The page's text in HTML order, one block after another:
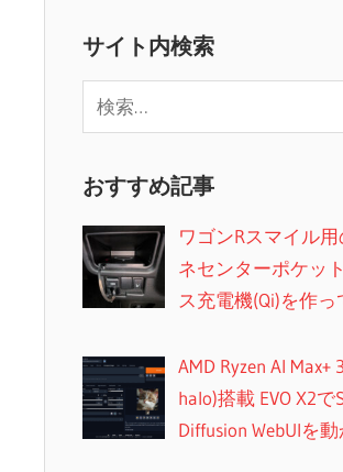
サイト内検索
索:
おすすめ記事
ワゴンRスマイル
ネセンターポケッ
ス充電機(Qi)を作っ
AMD Ryzen AI Max+
halo)搭載 EVO X2で
Diffusion WebUIを